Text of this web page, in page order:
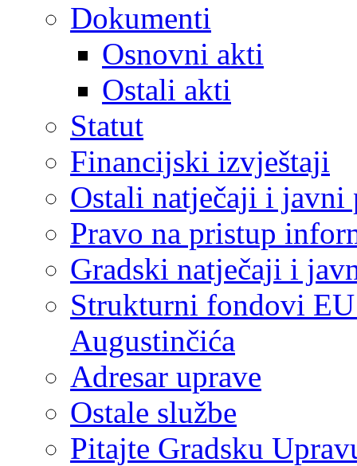
Dokumenti
Osnovni akti
Ostali akti
Statut
Financijski izvještaji
Ostali natječaji i javni
Pravo na pristup
Gradski natječaji i
Strukturni fondovi
Augustinčića
Adresar uprave
Ostale službe
Pitajte Gradsku